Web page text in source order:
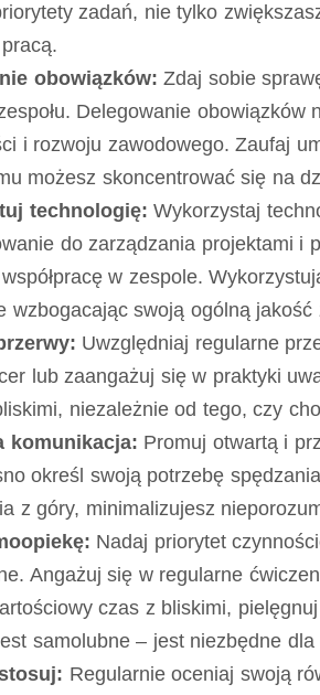
zadań, nie tylko
obowiązków: Zdaj sobie
Delegowanie
i rozwoju zawodowego. Zaufaj
możesz skoncentrować się na
technologię: Wykorzystaj
do zarządzania projektami i
w zespole.
wzbogacając swoją ogólną jakość
Uwzględniaj regularne
lub zaangażuj się w praktyki
niezależnie od tego, czy
komunikacja: Promuj otwartą i
określ swoją potrzebę
z góry, minimalizujesz
Nadaj priorytet
Angażuj się w regularne
czas z bliskimi,
samolubne – jest niezbędne
Regularnie oceniaj swoją